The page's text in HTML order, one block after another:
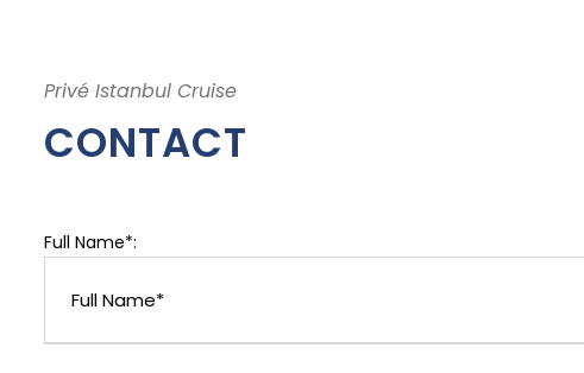
Privé Istanbul Cruise
CONTACT
Full Name*: